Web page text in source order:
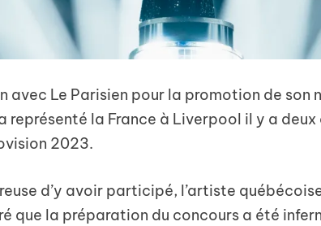
avec Le Parisien pour la promotion de son
représenté la France à Liverpool il y a
2023.
d’y avoir participé, l’artiste
que la préparation du concours a été